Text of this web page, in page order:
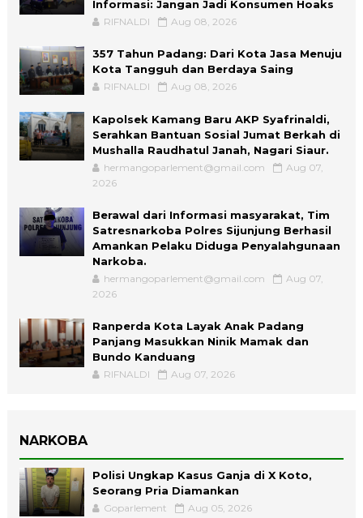
Informasi: Jangan Jadi Konsumen Hoaks
RIFNALDI Aug 08, 2026
357 Tahun Padang: Dari Kota Jasa Menuju
Kota Tangguh dan Berdaya Saing
RIFNALDI Aug 08, 2026
Kapolsek Kamang Baru AKP Syafrinaldi,
Serahkan Bantuan Sosial Jumat Berkah di
Mushalla Raudhatul Janah, Nagari Siaur.
hermangoparlement@gmail.com
Aug 07,
2026
Berawal dari Informasi masyarakat, Tim
Satresnarkoba Polres Sijunjung Berhasil
Amankan Pelaku Diduga Penyalahgunaan
Narkoba.
hermangoparlement@gmail.com
Aug 07,
2026
Ranperda Kota Layak Anak Padang
Panjang Masukkan Ninik Mamak dan
Bundo Kanduang
RIFNALDI Aug 07, 2026
NARKOBA
Polisi Ungkap Kasus Ganja di X Koto,
Seorang Pria Diamankan
Goparlement Aug 05, 2026